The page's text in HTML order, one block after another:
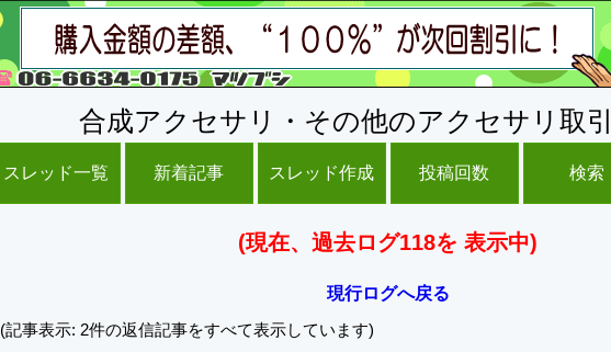
合成アクセサリ・その他のアクセサリ取
スレッド一覧 新着記事 スレッド作成 投稿回数 検索
(現在、過去ログ118を 表示中)
現行ログへ戻る
(記事表示: 2件の返信記事をすべて表示しています)